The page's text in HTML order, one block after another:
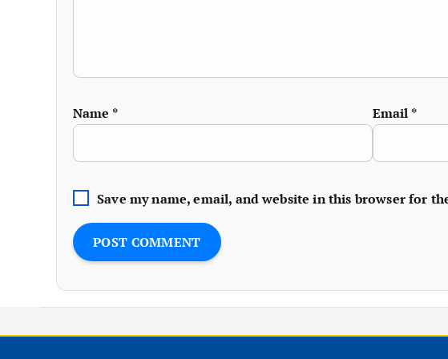
Name * Email *
Save my name, email, and website in this browser for